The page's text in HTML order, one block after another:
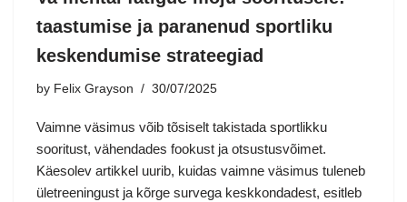
taastumise ja paranenud sportliku
keskendumise strateegiad
by Felix Grayson 30/07/2025
Vaimne väsimus võib tõsiselt takistada sportlikku
sooritust, vähendades fookust ja otsustusvõimet.
Käesolev artikkel uurib, kuidas vaimne väsimus tuleneb
ületreeningust ja kõrge survega keskkondadest, esitleb